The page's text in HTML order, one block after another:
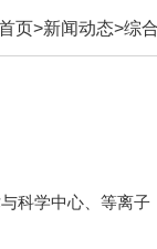
页>新闻动态>综
科学中心、等离子